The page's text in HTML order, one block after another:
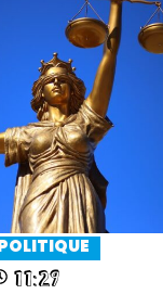
POLITIQUE
11:29